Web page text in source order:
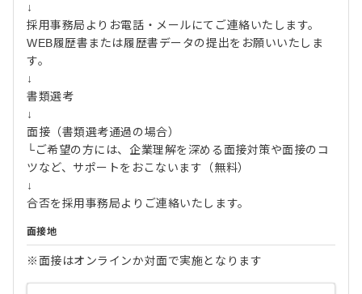
↓
採用事務局よりお電話・メールにてご連絡いたします。
WEB履歴書または履歴書データの提出をお願いいたしま
す。
↓
書類選考
↓
面接（書類選考通過の場合）
└ご希望の方には、企業理解を深める面接対策や面接のコ
ツなど、サポートをおこないます（無料）
↓
合否を採用事務局よりご連絡いたします。
面接地
※面接はオンラインか対面で実施となります